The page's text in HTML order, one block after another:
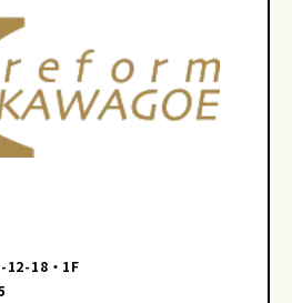
12-18・1F